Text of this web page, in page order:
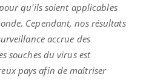
qu'ils soient applicables
Cependant, nos résultats
accrue des
souches du virus est
pays afin de maîtriser